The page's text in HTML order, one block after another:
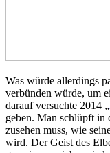
Was würde allerdings
verbünden würde, um
darauf versuchte 2014 „
geben. Man schlüpft in
zusehen muss, wie
wird. Der Geist des